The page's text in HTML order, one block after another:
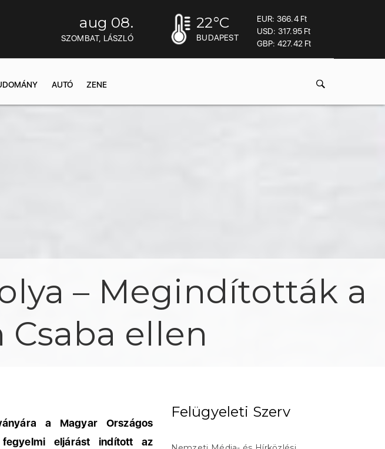
aug 08.
SZOMBAT, LÁSZLÓ
22°C
BUDAPEST
EUR: 366.4 Ft
USD: 317.95 Ft
GBP: 427.42 Ft
AUTÓ ZENE
– Megindították a
ellen
a Magyar Országos
fegyelmi eljárást indított az
Felügyeleti Szerv